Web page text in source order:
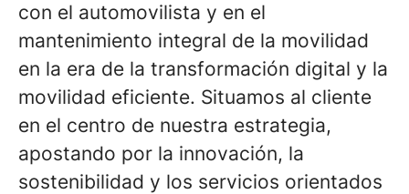
con el automovilista y en el
mantenimiento integral de la movilidad
en la era de la transformación digital y la
movilidad eficiente. Situamos al cliente
en el centro de nuestra estrategia,
apostando por la innovación, la
sostenibilidad y los servicios orientados